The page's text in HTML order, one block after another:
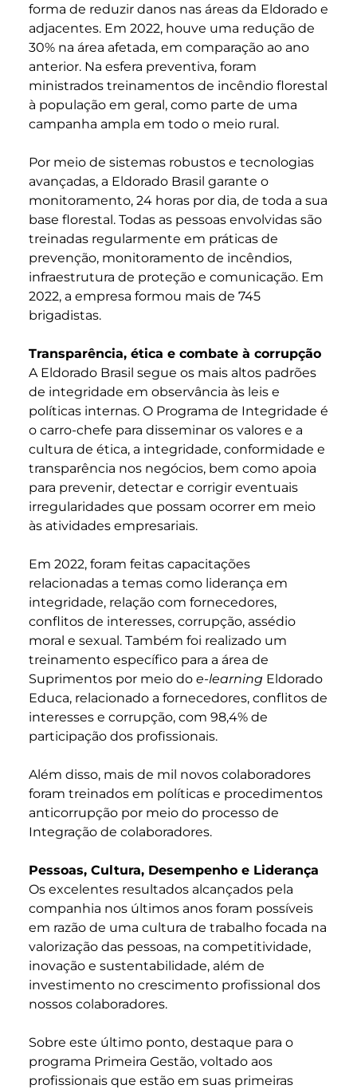
forma de reduzir danos nas áreas da Eldorado e
adjacentes. Em 2022, houve uma redução de
30% na área afetada, em comparação ao ano
anterior. Na esfera preventiva, foram
ministrados treinamentos de incêndio florestal
à população em geral, como parte de uma
campanha ampla em todo o meio rural.
Por meio de sistemas robustos e tecnologias
avançadas, a Eldorado Brasil garante o
monitoramento, 24 horas por dia, de toda a sua
base florestal. Todas as pessoas envolvidas são
treinadas regularmente em práticas de
prevenção, monitoramento de incêndios,
infraestrutura de proteção e comunicação. Em
2022, a empresa formou mais de 745
brigadistas.
Transparência, ética e combate à corrupção
A Eldorado Brasil segue os mais altos padrões
de integridade em observância às leis e
políticas internas. O Programa de Integridade é
o carro-chefe para disseminar os valores e a
cultura de ética, a integridade, conformidade e
transparência nos negócios, bem como apoia
para prevenir, detectar e corrigir eventuais
irregularidades que possam ocorrer em meio
às atividades empresariais.
Em 2022, foram feitas capacitações
relacionadas a temas como liderança em
integridade, relação com fornecedores,
conflitos de interesses, corrupção, assédio
moral e sexual. Também foi realizado um
treinamento específico para a área de
Suprimentos por meio do e-learning Eldorado
Educa, relacionado a fornecedores, conflitos de
interesses e corrupção, com 98,4% de
participação dos profissionais.
Além disso, mais de mil novos colaboradores
foram treinados em políticas e procedimentos
anticorrupção por meio do processo de
Integração de colaboradores.
Pessoas, Cultura, Desempenho e Liderança
Os excelentes resultados alcançados pela
companhia nos últimos anos foram possíveis
em razão de uma cultura de trabalho focada na
valorização das pessoas, na competitividade,
inovação e sustentabilidade, além de
investimento no crescimento profissional dos
nossos colaboradores.
Sobre este último ponto, destaque para o
programa Primeira Gestão, voltado aos
profissionais que estão em suas primeiras